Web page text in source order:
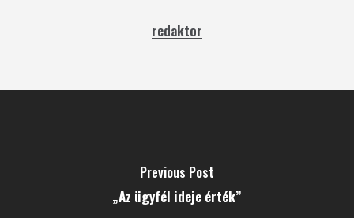
redaktor
Previous Post
„Az ügyfél ideje érték”